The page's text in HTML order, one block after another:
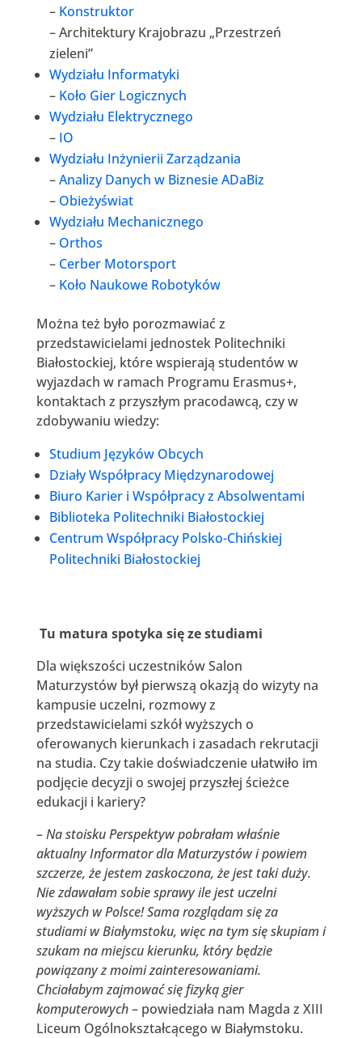
– Konstruktor
– Architektury Krajobrazu „Przestrzeń
zieleni”
Wydziału Informatyki
– Koło Gier Logicznych
Wydziału Elektrycznego
– IO
Wydziału Inżynierii Zarządzania
–Analizy Danych w Biznesie ADaBiz
– Obieżyświat
Wydziału Mechanicznego
– Orthos
– Cerber Motorsport
– Koło Naukowe Robotyków
Można też było porozmawiać z
przedstawicielami jednostek Politechniki
Białostockiej, które wspierają studentów w
wyjazdach w ramach Programu Erasmus+,
kontaktach z przyszłym pracodawcą, czy w
zdobywaniu wiedzy:
Studium Języków Obcych
Działy Współpracy Międzynarodowej
Biuro Karier i Współpracy z Absolwentami
Biblioteka Politechniki Białostockiej
Centrum Współpracy Polsko-Chińskiej
Politechniki Białostockiej
Tu matura spotyka się ze studiami
Dla większości uczestników Salon
Maturzystów był pierwszą okazją do wizyty na
kampusie uczelni, rozmowy z
przedstawicielami szkół wyższych o
oferowanych kierunkach i zasadach rekrutacji
na studia. Czy takie doświadczenie ułatwiło im
podjęcie decyzji o swojej przyszłej ścieżce
edukacji i kariery?
–Na stoisku Perspektyw pobrałam właśnie
aktualny Informator dla Maturzystów i powiem
szczerze, że jestem zaskoczona, że jest taki duży.
Nie zdawałam sobie sprawy ile jest uczelni
wyższych w Polsce! Sama rozglądam się za
studiami w Białymstoku, więc na tym się skupiam i
szukam na miejscu kierunku, który będzie
powiązany z moimi zainteresowaniami.
Chciałabym zajmować się fizyką gier
komputerowych– powiedziała nam Magda z XIII
Liceum Ogólnokształcącego w Białymstoku.